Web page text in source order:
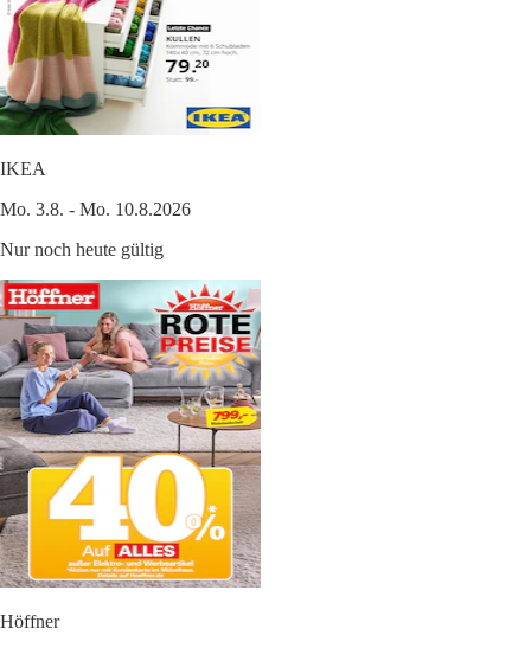
IKEA
Mo. 3.8. - Mo. 10.8.2026
Nur noch heute gültig
Höffner